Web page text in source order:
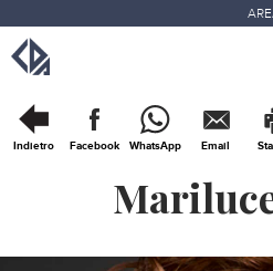
Indietro Facebook WhatsApp Email